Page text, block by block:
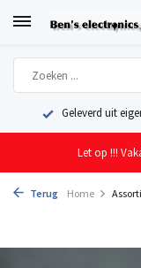
Geleverd uit
Let op !!!
Terug Home